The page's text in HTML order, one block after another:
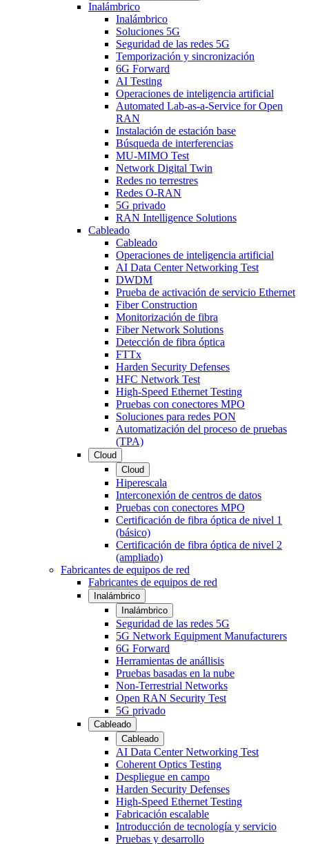
Inalámbrico
Inalámbrico
Soluciones 5G
Seguridad de las redes 5G
Temporización y sincronización
6G Forward
AI Testing
Operaciones de inteligencia artificial
Automated Lab-as-a-Service for Open
RAN
Instalación de estación base
Búsqueda de interferencias
MU-MIMO Test
Network Digital Twin
Redes no terrestres
Redes O-RAN
5G privado
RAN Intelligence Solutions
Cableado
Cableado
Operaciones de inteligencia artificial
AI Data Center Networking Test
DWDM
Prueba de activación de servicio Ethernet
Fiber Construction
Monitorización de fibra
Fiber Network Solutions
Detección de fibra óptica
FTTx
Harden Security Defenses
HFC Network Test
High-Speed Ethernet Testing
Pruebas con conectores MPO
Soluciones para redes PON
Automatización del proceso de pruebas
(TPA)
Cloud
Cloud
Hiperescala
Interconexión de centros de datos
Pruebas con conectores MPO
Certificación de fibra óptica de nivel 1
(básico)
Certificación de fibra óptica de nivel 2
(ampliado)
Fabricantes de equipos de red
Fabricantes de equipos de red
Inalámbrico
Inalámbrico
Seguridad de las redes 5G
5G Network Equipment Manufacturers
6G Forward
Herramientas de anállisis
Pruebas basadas en la nube
Non-Terrestrial Networks
Open RAN Security Test
5G privado
Cableado
Cableado
AI Data Center Networking Test
Coherent Optics Testing
Despliegue en campo
Harden Security Defenses
High-Speed Ethernet Testing
Fabricación escalable
Introducción de tecnología y servicio
Pruebas y desarrollo